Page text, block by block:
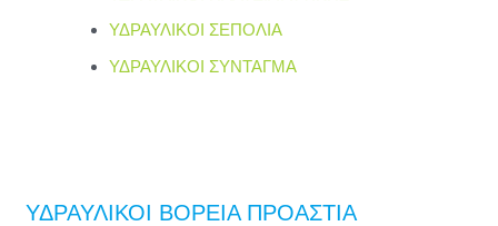
ΥΔΡΑΥΛΙΚΟΙ ΣΕΠΟΛΙΑ
ΥΔΡΑΥΛΙΚΟΙ ΣΥΝΤΑΓΜΑ
ΥΔΡΑΥΛΙΚΟΙ ΒΟΡΕΙΑ ΠΡΟΑΣΤΙΑ